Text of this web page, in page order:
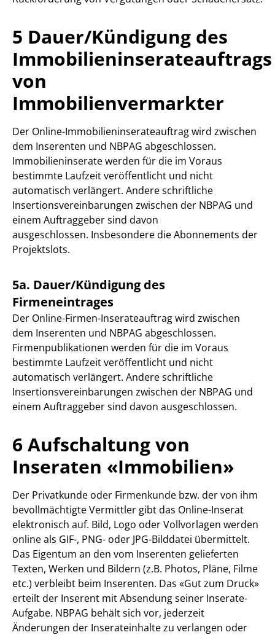
5 Dauer/Kündigung des
Immobilieninserateauftrags
von
Immobilienvermarkter
Der Online-Immobilieninserateauftrag wird zwischen
dem Inserenten und NBPAG abgeschlossen.
Immobilieninserate werden für die im Voraus
bestimmte Laufzeit veröffentlicht und nicht
automatisch verlängert. Andere schriftliche
Insertionsvereinbarungen zwischen der NBPAG und
einem Auftraggeber sind davon
ausgeschlossen. Insbesondere die Abonnements der
Projektslots.
5a. Dauer/Kündigung des
Firmeneintrages
Der Online-Firmen-Inserateauftrag wird zwischen
dem Inserenten und NBPAG abgeschlossen.
Firmenpublikationen werden für die im Voraus
bestimmte Laufzeit veröffentlicht und nicht
automatisch verlängert. Andere schriftliche
Insertionsvereinbarungen zwischen der NBPAG und
einem Auftraggeber sind davon ausgeschlossen.
6 Aufschaltung von
Inseraten «Immobilien»
Der Privatkunde oder Firmenkunde bzw. der von ihm
bevollmächtigte Vermittler gibt das Online-Inserat
elektronisch auf. Bild, Logo oder Vollvorlagen werden
online als GIF-, PNG- oder JPG-Bilddatei übermittelt.
Das Eigentum an den vom Inserenten gelieferten
Texten, Werken und Bildern (z.B. Photos, Pläne, Filme
etc.) verbleibt beim Inserenten. Das «Gut zum Druck»
erteilt der Inserent mit Absendung seiner Inserate-
Aufgabe. NBPAG behält sich vor, jederzeit
Änderungen der Inserateinhalte zu verlangen oder